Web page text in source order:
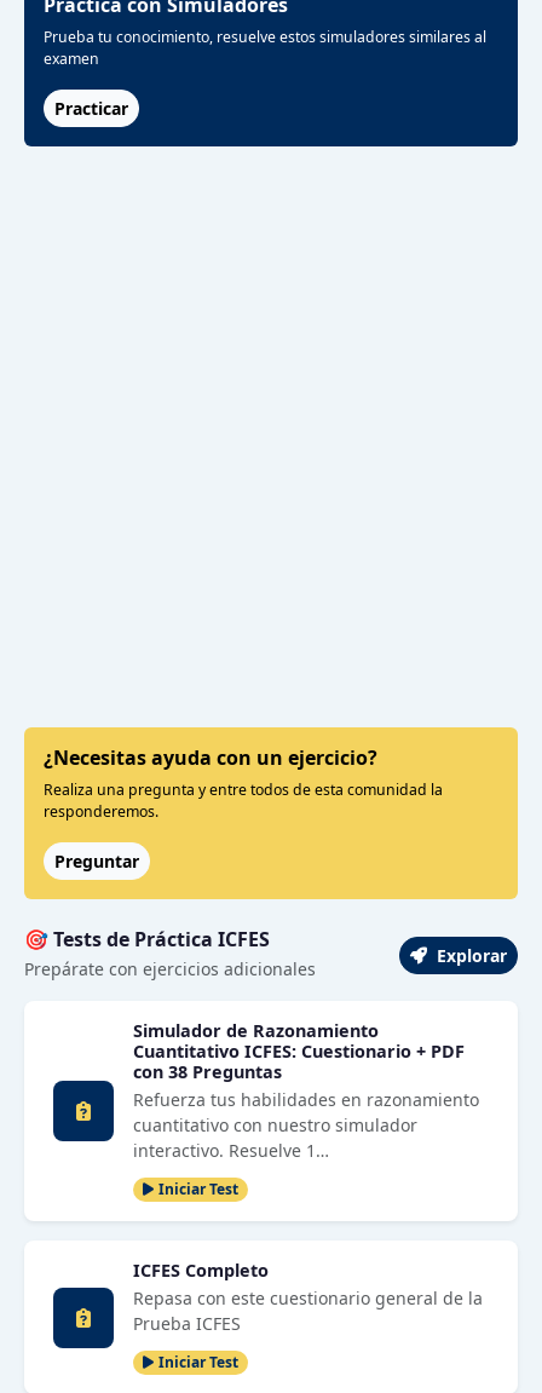
Prueba tu conocimiento, resuelve estos simuladores similares al
examen
Practicar
¿Necesitas ayuda con un ejercicio?
Realiza una pregunta y entre todos de esta comunidad la
responderemos.
Preguntar
🎯 Tests de Práctica ICFES
Prepárate con ejercicios adicionales
Explorar
Simulador de Razonamiento
Cuantitativo ICFES: Cuestionario + PDF
con 38 Preguntas
Refuerza tus habilidades en razonamiento
cuantitativo con nuestro simulador
interactivo. Resuelve 1…
Iniciar Test
ICFES Completo
Repasa con este cuestionario general de la
Prueba ICFES
Iniciar Test